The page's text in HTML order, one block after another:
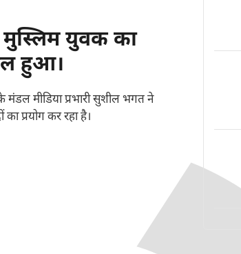
युवक का
हुआ।
मीडिया प्रभारी सुशील भगत ने
प्रयोग कर रहा है।